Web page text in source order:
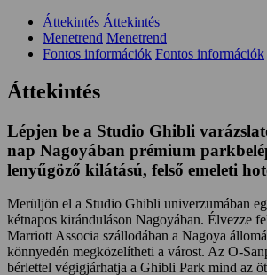
Áttekintés Áttekintés
Menetrend Menetrend
Fontos információk Fontos információk
Áttekintés
Lépjen be a Studio Ghibli
nap Nagoyában prémium
lenyűgöző kilátású, felső emeleti
Merüljön el a Studio Ghibli univerzumában
kétnapos kiránduláson Nagoyában. Élvezze
Marriott Associa szállodában a Nagoya
könnyedén megközelítheti a várost. Az O-
bérlettel végigjárhatja a Ghibli Park mind az